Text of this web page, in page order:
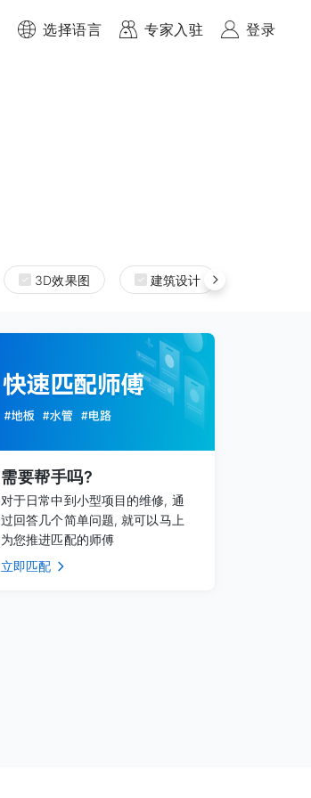
选择语言 专家入驻 登录
3D效果图 建筑设计
需要帮手吗?
对于日常中到小型项目的维修, 通
过回答几个简单问题, 就可以马上
为您推进匹配的师傅
立即匹配